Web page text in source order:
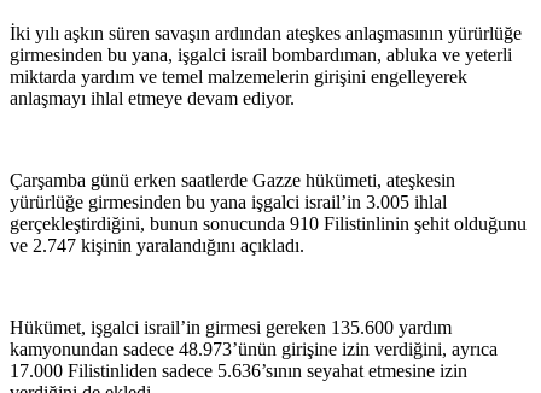
İki yılı aşkın süren savaşın ardından ateşkes anlaşmasının yürürlüğe
girmesinden bu yana, işgalci israil bombardıman, abluka ve yeterli
miktarda yardım ve temel malzemelerin girişini engelleyerek
anlaşmayı ihlal etmeye devam ediyor.
Çarşamba günü erken saatlerde Gazze hükümeti, ateşkesin
yürürlüğe girmesinden bu yana işgalci israil’in 3.005 ihlal
gerçekleştirdiğini, bunun sonucunda 910 Filistinlinin şehit olduğunu
ve 2.747 kişinin yaralandığını açıkladı.
Hükümet, işgalci israil’in girmesi gereken 135.600 yardım
kamyonundan sadece 48.973’ünün girişine izin verdiğini, ayrıca
17.000 Filistinliden sadece 5.636’sının seyahat etmesine izin